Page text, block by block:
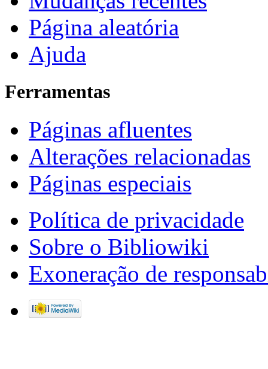
Página aleatória
Ajuda
Ferramentas
Páginas afluentes
Alterações relacionadas
Páginas especiais
Política de privacidade
Sobre o Bibliowiki
Exoneração de